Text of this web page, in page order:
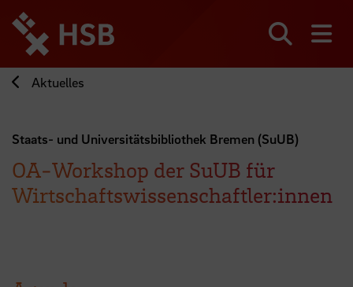
zum
Seiteninhalt
springen
Aktuelles
Staats- und Universitätsbibliothek Bremen (SuUB)
OA-Workshop der SuUB für
Wirtschaftswissenschaftler:innen